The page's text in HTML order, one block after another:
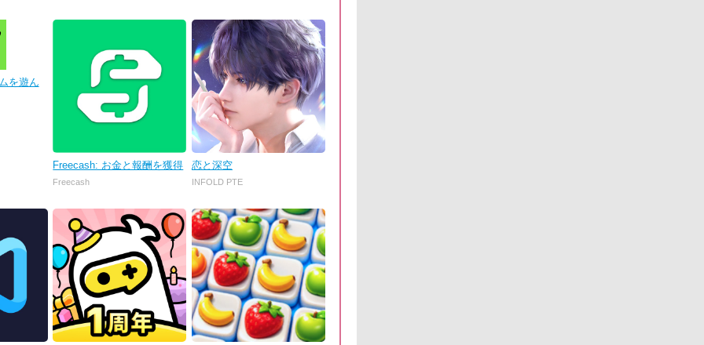
を遊ん
Freecash: お金と報酬を獲得
Freecash
恋と深空
INFOLD PTE